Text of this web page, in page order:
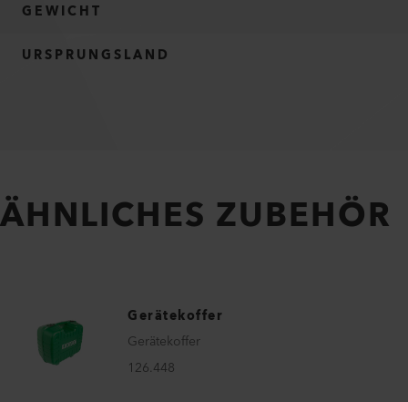
GEWICHT
URSPRUNGSLAND
ÄHNLICHES ZUBEHÖR
Gerätekoffer
Gerätekoffer
126.448